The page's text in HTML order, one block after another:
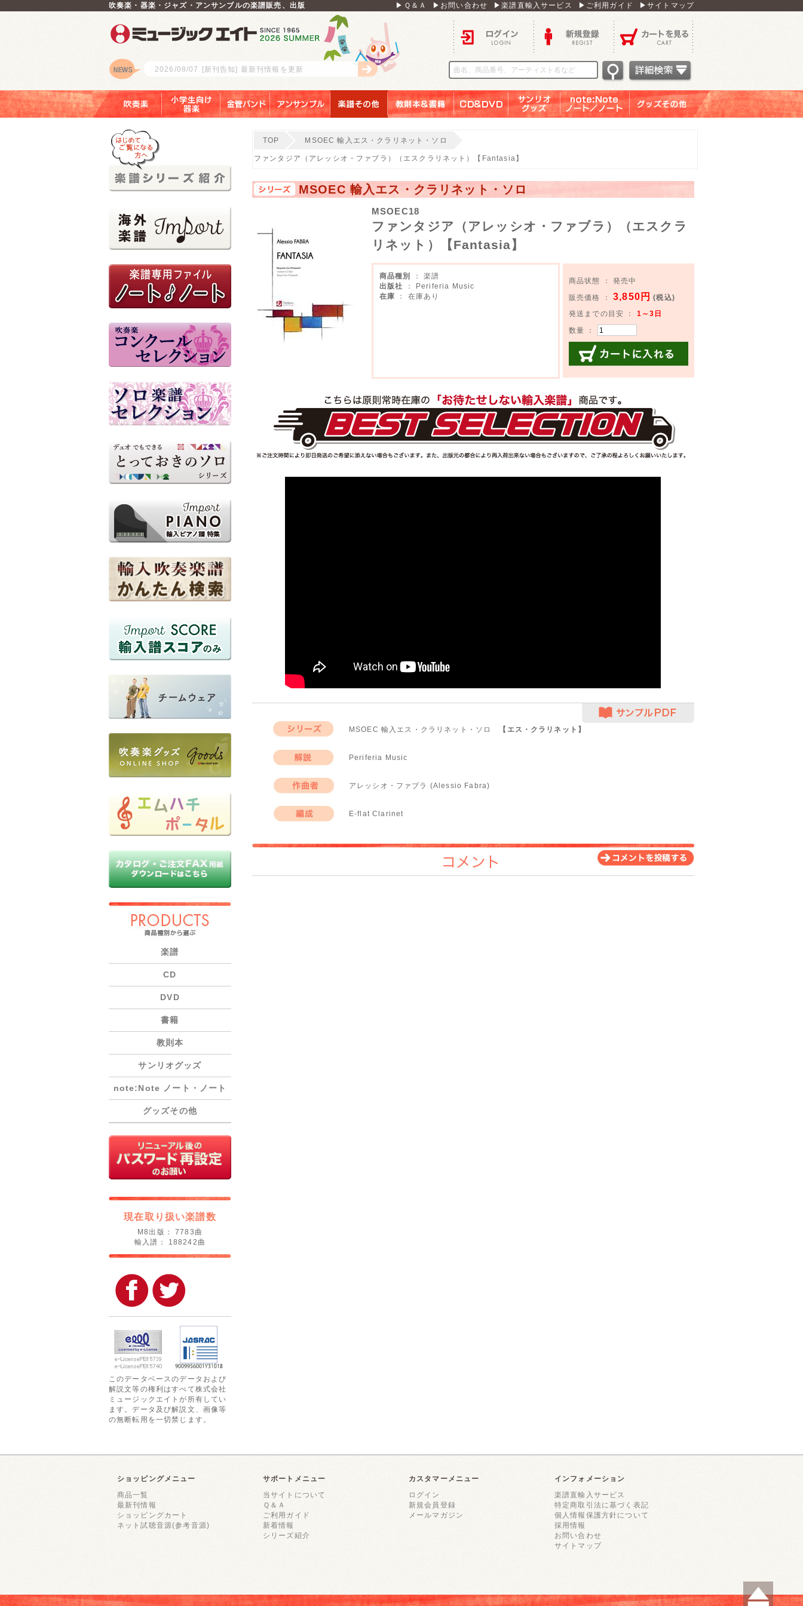
吹奏楽・器楽・ジャズ・アンサンブルの楽譜販売、出版 ▶Ｑ＆Ａ ▶お問い合わせ ▶楽譜直輸入サービス ▶ご利用ガイド ▶サイトマップ
ロゴ
2026/08/07 [新刊告知] 最新刊情報を更新
楽譜
CD
DVD
書籍
教則本
サンリオグッズ
note:Note ノート・ノート
グッズその他
現在取り扱い楽譜数
M8出版： 7783曲
輸入譜： 188242曲
このデータベースのデータおよび
解説文等の権利はすべて株式会社
ミュージックエイトが所有してい
ます。データ及び解説文、画像等
の無断転用を一切禁じます。
TOP MSOEC 輸入エス・クラリネット・ソロ
ファンタジア（アレッシオ・ファブラ）（エスクラリネット）【Fantasia】
MSOEC 輸入エス・クラリネット・ソロ
MSOEC18
ファンタジア（アレッシオ・ファブラ）（エスクラ
リネット）【Fantasia】
商品種別
： 楽譜
出版社
： Periferia Music
在庫
： 在庫あり
商品状態 ： 発売中
販売価格 ：3,850円 (税込)
発送までの目安 ： 1～3日
数量 ：
MSOEC 輸入エス・クラリネット・ソロ 【エス・クラリネット】
Periferia Music
アレッシオ・ファブラ (Alessio Fabra)
E-flat Clarinet
コメント
ショッピングメニュー
商品一覧
最新刊情報
ショッピングカート
ネット試聴音源(参考音源)
サポートメニュー
当サイトについて
Ｑ＆Ａ
ご利用ガイド
新着情報
シリーズ紹介
カスタマーメニュー
ログイン
新規会員登録
メールマガジン
インフォメーション
楽譜直輸入サービス
特定商取引法に基づく表記
個人情報保護方針について
採用情報
お問い合わせ
サイトマップ